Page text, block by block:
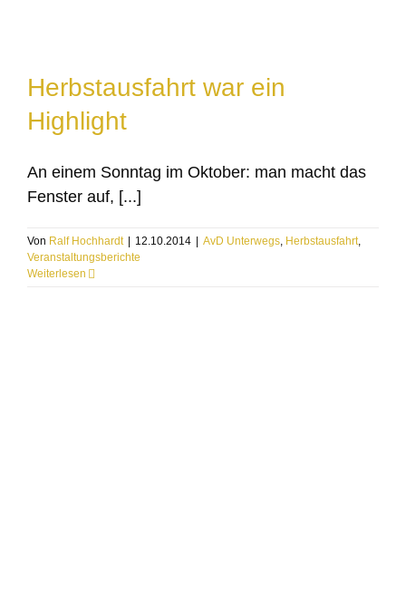
Herbstausfahrt war ein
Highlight
An einem Sonntag im Oktober: man macht das
Fenster auf, [...]
Von Ralf Hochhardt 12.10.2014 AvD Unterwegs, Herbstausfahrt,
Veranstaltungsberichte
Weiterlesen